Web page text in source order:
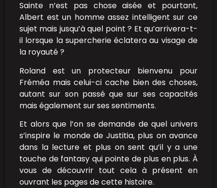
Sainte n’est pas chose aisée et pourtant,
Albert est un homme assez intelligent sur ce
sujet mais jusqu’à quel point ? Et qu’arrivera-t-
il lorsque la supercherie éclatera au visage de
la royauté ?
Roland est un protecteur bienvenu pour
Fréméa mais celui-ci cache bien des choses,
autant sur son passé que sur ses capacités
mais également sur ses sentiments.
Et alors que l’on se demande de quel univers
s’inspire le monde de Justitia, plus on avance
dans la lecture et plus on sent qu’il y a une
touche de fantasy qui pointe de plus en plus. À
vous de découvrir tout cela à présent en
ouvrant les pages de cette histoire.